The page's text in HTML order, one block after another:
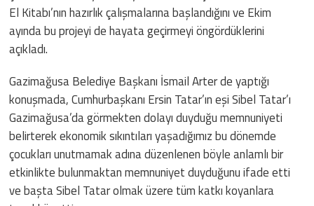
El Kitabı’nın hazırlık çalışmalarına başlandığını ve Ekim
ayında bu projeyi de hayata geçirmeyi öngördüklerini
açıkladı.
Gazimağusa Belediye Başkanı İsmail Arter de yaptığı
konuşmada, Cumhurbaşkanı Ersin Tatar’ın eşi Sibel Tatar’ı
Gazimağusa’da görmekten dolayı duyduğu memnuniyeti
belirterek ekonomik sıkıntıları yaşadığımız bu dönemde
çocukları unutmamak adına düzenlenen böyle anlamlı bir
etkinlikte bulunmaktan memnuniyet duyduğunu ifade etti
ve başta Sibel Tatar olmak üzere tüm katkı koyanlara